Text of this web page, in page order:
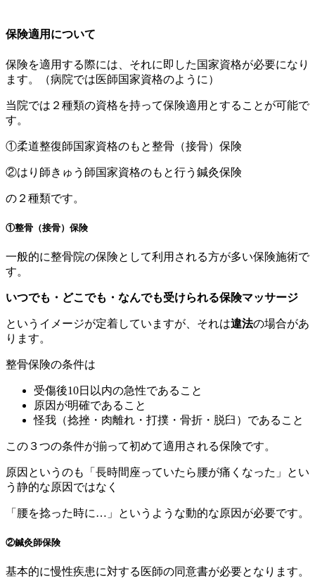
保険適用について
保険を適用する際には、それに即した国家資格が必要になり
ます。（病院では医師国家資格のように）
当院では２種類の資格を持って保険適用とすることが可能で
す。
①柔道整復師国家資格のもと整骨（接骨）保険
②はり師きゅう師国家資格のもと行う鍼灸保険
の２種類です。
①整骨（接骨）保険
一般的に整骨院の保険として利用される方が多い保険施術で
す。
いつでも・どこでも・なんでも受けられる保険マッサージ
というイメージが定着していますが、それは違法の場合があ
ります。
整骨保険の条件は
受傷後10日以内の急性であること
原因が明確であること
怪我（捻挫・肉離れ・打撲・骨折・脱臼）であること
この３つの条件が揃って初めて適用される保険です。
原因というのも「長時間座っていたら腰が痛くなった」とい
う静的な原因ではなく
「腰を捻った時に…」というような動的な原因が必要です。
②鍼灸師保険
基本的に慢性疾患に対する医師の同意書が必要となります。